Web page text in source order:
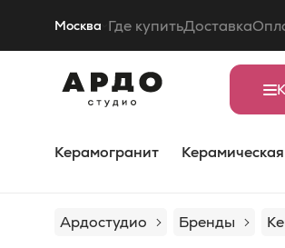
Москва Где купитьДоставка
Керамогранит
Ардостудио Бренды